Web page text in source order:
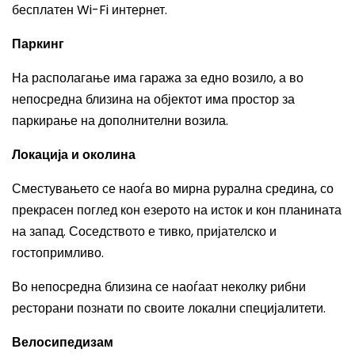
бесплатен Wi-Fi интернет.
Паркинг
На располагање има гаража за едно возило, а во
непосредна близина на објектот има простор за
паркирање на дополнителни возила.
Локација и околина
Сместувањето се наоѓа во мирна рурална средина, со
прекрасен поглед кон езерото на исток и кон планината
на запад. Соседството е тивко, пријателско и
гостопримливо.
Во непосредна близина се наоѓаат неколку рибни
ресторани познати по своите локални специјалитети.
Велосипедизам